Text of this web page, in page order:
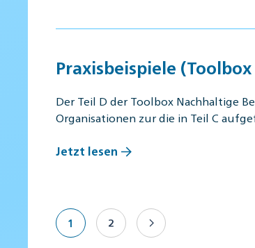
Praxisbeispiele (Toolbox
Der Teil D der Toolbox Nachhaltige
Organisationen zur die in Teil C
Jetzt lesen
1 2